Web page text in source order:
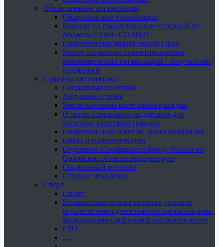
Общественные организации
Общественные организации
Конкурс на предоставление субсидий из
бюджета г. Орла СО НКО
Общественная палата города Орла
Реестр социально ориентированных
некоммерческих организаций - получателей
поддержки
Социальная политика
Социальная политика
Актуальные темы
Земля льготным категориям граждан
О мерах социальной поддержки для
льготных категорий граждан
Общественный совет по делам инвалидов
Опека и попечительство
Отделение Социального фонда России по
Орловской области информирует
Социальный контракт
Старшее поколение
Спорт
Спорт
Независимая оценка качества условий
осуществления деятельности организациями
физкультурно-спортивной направленности
ГТО
.....